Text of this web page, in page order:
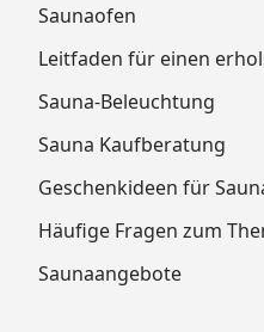
Saunaofen
Leitfaden für einen
Sauna-Beleuchtung
Sauna Kaufberatung
Geschenkideen für
Häufige Fragen zum
Saunaangebote